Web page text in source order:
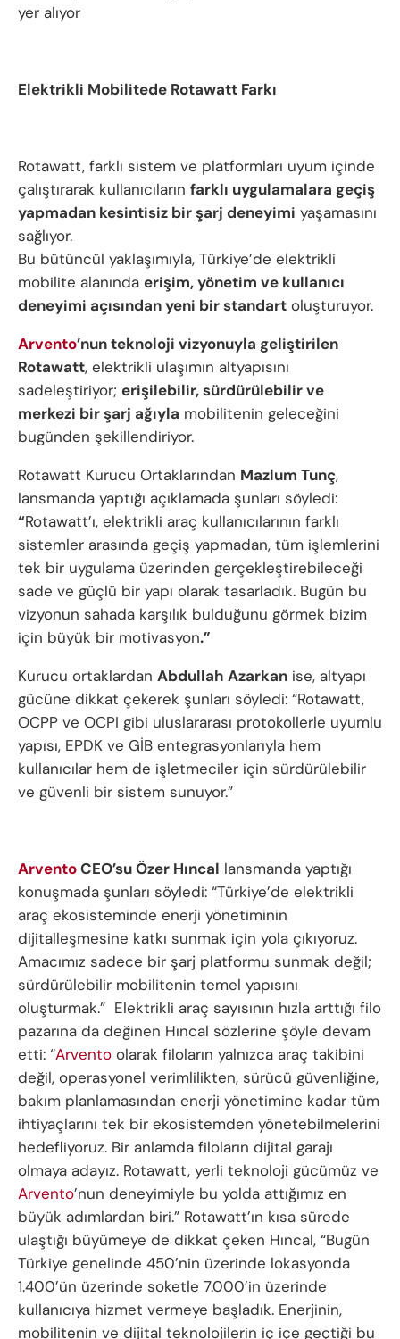
yer alıyor
Elektrikli Mobilitede Rotawatt Farkı
Rotawatt, farklı sistem ve platformları uyum içinde
çalıştırarak kullanıcıların farklı uygulamalara geçiş
yapmadan kesintisiz bir şarj deneyimi yaşamasını
sağlıyor.
Bu bütüncül yaklaşımıyla, Türkiye’de elektrikli
mobilite alanında erişim, yönetim ve kullanıcı
deneyimi açısından yeni bir standart oluşturuyor.
Arvento’nun teknoloji vizyonuyla geliştirilen
Rotawatt, elektrikli ulaşımın altyapısını
sadeleştiriyor; erişilebilir, sürdürülebilir ve
merkezi bir şarj ağıyla mobilitenin geleceğini
bugünden şekillendiriyor.
Rotawatt Kurucu Ortaklarından Mazlum Tunç,
lansmanda yaptığı açıklamada şunları söyledi:
“Rotawatt’ı, elektrikli araç kullanıcılarının farklı
sistemler arasında geçiş yapmadan, tüm işlemlerini
tek bir uygulama üzerinden gerçekleştirebileceği
sade ve güçlü bir yapı olarak tasarladık. Bugün bu
vizyonun sahada karşılık bulduğunu görmek bizim
için büyük bir motivasyon.”
Kurucu ortaklardan Abdullah Azarkan ise, altyapı
gücüne dikkat çekerek şunları söyledi: “Rotawatt,
OCPP ve OCPI gibi uluslararası protokollerle uyumlu
yapısı, EPDK ve GİB entegrasyonlarıyla hem
kullanıcılar hem de işletmeciler için sürdürülebilir
ve güvenli bir sistem sunuyor.”
ArventoCEO’su Özer Hıncal lansmanda yaptığı
konuşmada şunları söyledi: “Türkiye’de elektrikli
araç ekosisteminde enerji yönetiminin
dijitalleşmesine katkı sunmak için yola çıkıyoruz.
Amacımız sadece bir şarj platformu sunmak değil;
sürdürülebilir mobilitenin temel yapısını
oluşturmak.” Elektrikli araç sayısının hızla arttığı filo
pazarına da değinen Hıncal sözlerine şöyle devam
etti: “Arvento olarak filoların yalnızca araç takibini
değil, operasyonel verimlilikten, sürücü güvenliğine,
bakım planlamasından enerji yönetimine kadar tüm
ihtiyaçlarını tek bir ekosistemden yönetebilmelerini
hedefliyoruz. Bir anlamda filoların dijital garajı
olmaya adayız. Rotawatt, yerli teknoloji gücümüz ve
Arvento’nun deneyimiyle bu yolda attığımız en
büyük adımlardan biri.” Rotawatt’ın kısa sürede
ulaştığı büyümeye de dikkat çeken Hıncal, “Bugün
Türkiye genelinde 450’nin üzerinde lokasyonda
1.400’ün üzerinde soketle 7.000’in üzerinde
kullanıcıya hizmet vermeye başladık. Enerjinin,
mobilitenin ve dijital teknolojilerin iç içe geçtiği bu